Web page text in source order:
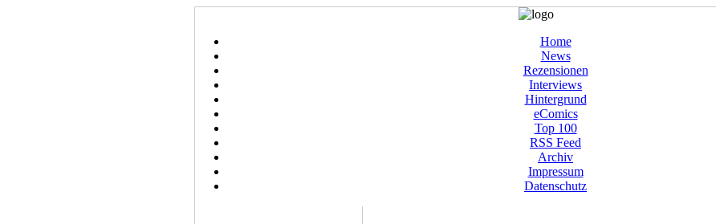
Home
News
Rezensionen
Interviews
Hintergrund
eComics
Top 100
RSS Feed
Archiv
Impressum
Datenschutz